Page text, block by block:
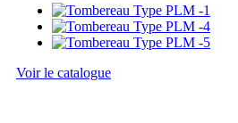
Voir le catalogue